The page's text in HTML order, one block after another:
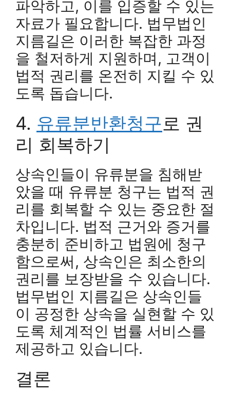
파악하고, 이를 입증할 수 있는
자료가 필요합니다. 법무법인
지름길은 이러한 복잡한 과정
을 철저하게 지원하며, 고객이
법적 권리를 온전히 지킬 수 있
도록 돕습니다.
4. 유류분반환청구 로 권
리 회복하기
상속인들이 유류분을 침해받
았을 때 유류분 청구는 법적 권
리를 회복할 수 있는 중요한 절
차입니다. 법적 근거와 증거를
충분히 준비하고 법원에 청구
함으로써, 상속인은 최소한의
권리를 보장받을 수 있습니다.
법무법인 지름길은 상속인들
이 공정한 상속을 실현할 수 있
도록 체계적인 법률 서비스를
제공하고 있습니다.
결론